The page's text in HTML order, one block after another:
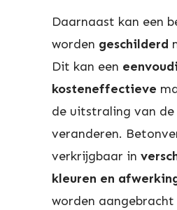
Daarnaast kan een
worden geschilderd
Dit kan een
kosteneffectieve
de uitstraling van
veranderen.
verkrijgbaar in
kleuren en
worden